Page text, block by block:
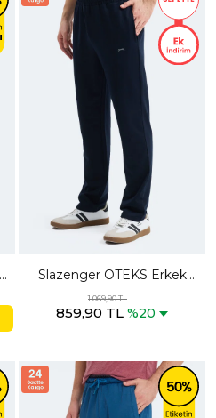
Slazenger OTEKS Erkek
Cepli Lacivert Eşofman Altı
1.069,90 TL
859,90 TL %20